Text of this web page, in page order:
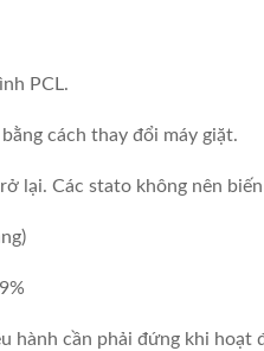
PCL.
cách thay đổi máy giặt.
lại. Các stato không nên
hành cần phải đứng khi hoạt